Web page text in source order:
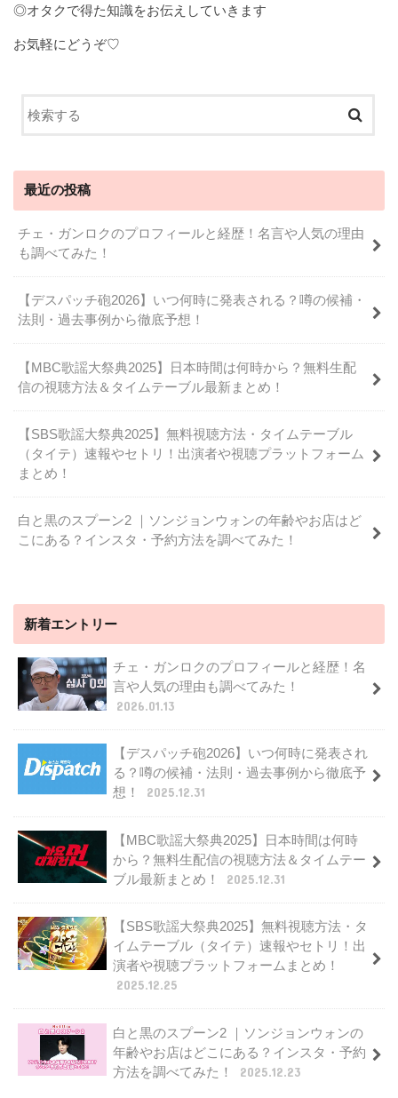
◎オタクで得た知識をお伝えしていきます
お気軽にどうぞ♡
最近の投稿
チェ・ガンロクのプロフィールと経歴！名言や人気の理由
も調べてみた！
【デスパッチ砲2026】いつ何時に発表される？噂の候補・
法則・過去事例から徹底予想！
【MBC歌謡大祭典2025】日本時間は何時から？無料生配
信の視聴方法＆タイムテーブル最新まとめ！
【SBS歌謡大祭典2025】無料視聴方法・タイムテーブル
（タイテ）速報やセトリ！出演者や視聴プラットフォーム
まとめ！
白と黒のスプーン2 ｜ソンジョンウォンの年齢やお店はど
こにある？インスタ・予約方法を調べてみた！
新着エントリー
チェ・ガンロクのプロフィールと経歴！名
言や人気の理由も調べてみた！
2026.01.13
【デスパッチ砲2026】いつ何時に発表され
る？噂の候補・法則・過去事例から徹底予
想！
2025.12.31
【MBC歌謡大祭典2025】日本時間は何時
から？無料生配信の視聴方法＆タイムテー
ブル最新まとめ！
2025.12.31
【SBS歌謡大祭典2025】無料視聴方法・タ
イムテーブル（タイテ）速報やセトリ！出
演者や視聴プラットフォームまとめ！
2025.12.25
白と黒のスプーン2 ｜ソンジョンウォンの
年齢やお店はどこにある？インスタ・予約
方法を調べてみた！
2025.12.23